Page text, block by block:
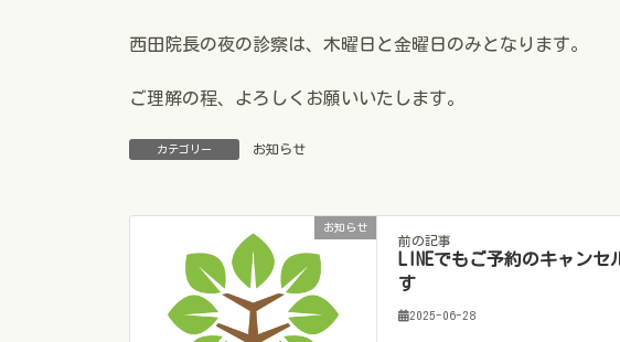
西田院長の夜の診察は、木曜日と金曜日のみとなります。
ご理解の程、よろしくお願いいたします。
カテゴリー お知らせ
お知らせ
前の記事
LINEでもご予約のキャンセ
す
2025-06-28